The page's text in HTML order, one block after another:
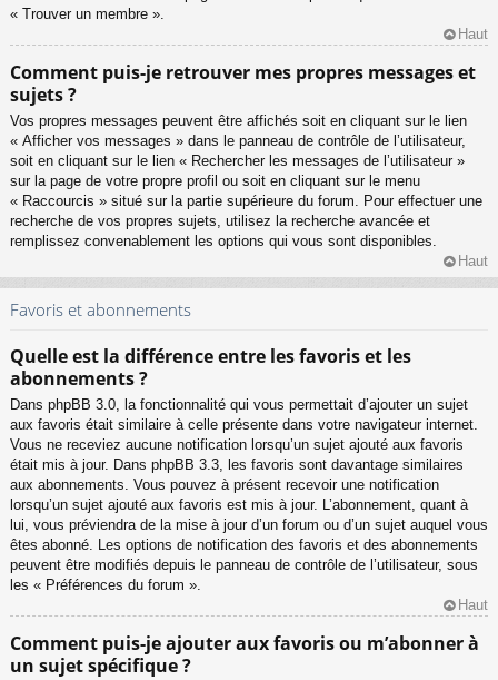
« Trouver un membre ».
Haut
Comment puis-je retrouver mes propres messages et
sujets ?
Vos propres messages peuvent être affichés soit en cliquant sur le lien
« Afficher vos messages » dans le panneau de contrôle de l’utilisateur,
soit en cliquant sur le lien « Rechercher les messages de l’utilisateur »
sur la page de votre propre profil ou soit en cliquant sur le menu
« Raccourcis » situé sur la partie supérieure du forum. Pour effectuer une
recherche de vos propres sujets, utilisez la recherche avancée et
remplissez convenablement les options qui vous sont disponibles.
Haut
Favoris et abonnements
Quelle est la différence entre les favoris et les
abonnements ?
Dans phpBB 3.0, la fonctionnalité qui vous permettait d’ajouter un sujet
aux favoris était similaire à celle présente dans votre navigateur internet.
Vous ne receviez aucune notification lorsqu’un sujet ajouté aux favoris
était mis à jour. Dans phpBB 3.3, les favoris sont davantage similaires
aux abonnements. Vous pouvez à présent recevoir une notification
lorsqu’un sujet ajouté aux favoris est mis à jour. L’abonnement, quant à
lui, vous préviendra de la mise à jour d’un forum ou d’un sujet auquel vous
êtes abonné. Les options de notification des favoris et des abonnements
peuvent être modifiés depuis le panneau de contrôle de l’utilisateur, sous
les « Préférences du forum ».
Haut
Comment puis-je ajouter aux favoris ou m’abonner à
un sujet spécifique ?